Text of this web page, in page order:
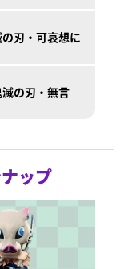
の刃・可哀想に
滅の刃・無言
ップ